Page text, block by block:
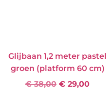
Glijbaan 1,2 meter pastel
groen (platform 60 cm)
€38,00 € 29,00